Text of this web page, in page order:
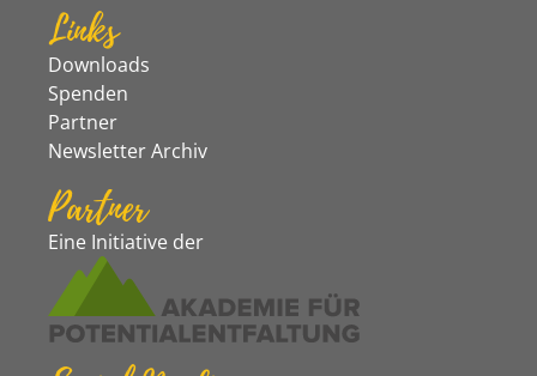
Links
Downloads
Spenden
Partner
Newsletter Archiv
Partner
Eine Initiative der